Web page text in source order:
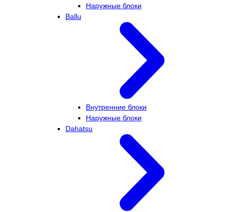
Наружные блоки
Ballu
Внутренние блоки
Наружные блоки
Dahatsu